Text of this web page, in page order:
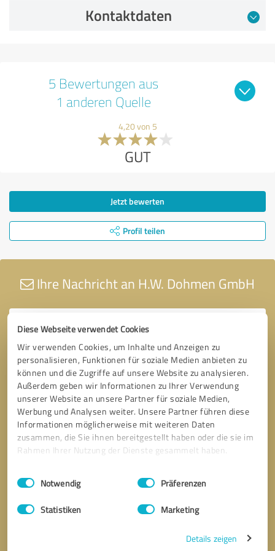
Diese Webseite verwendet Cookies
Wir verwenden Cookies, um Inhalte und Anzeigen zu
personalisieren, Funktionen für soziale Medien anbieten zu
können und die Zugriffe auf unsere Website zu analysieren.
Außerdem geben wir Informationen zu Ihrer Verwendung
unserer Website an unsere Partner für soziale Medien,
Werbung und Analysen weiter. Unsere Partner führen diese
Informationen möglicherweise mit weiteren Daten
zusammen, die Sie ihnen bereitgestellt haben oder die sie im
Rahmen Ihrer Nutzung der Dienste gesammelt haben.
Impressum Datenschutzbestimmungen
Einwilligungsauswahl
Notwendig Präferenzen
Statistiken Marketing
Details zeigen
Kontaktdaten
5 Bewertungen aus
1 anderen Quelle
4,20 von 5
GUT
Jetzt bewerten
Profil teilen
Ihre Nachricht an H.W. Dohmen GmbH